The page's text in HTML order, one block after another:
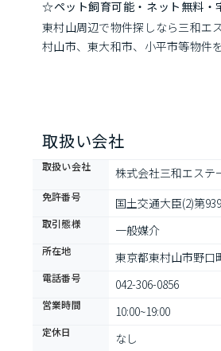
☆ペット飼育可能・ネット無料
東村山周辺で物件探しなら三和エ
村山市、東大和市、小平市等物
取扱い会社
取扱い会社 株式会社三和エステ
免許番号 国土交通大臣(2)第
取引態様 一般媒介
所在地 東京都東村山市野口
電話番号 042-306-0856
営業時間 10:00~19:00
定休日 なし